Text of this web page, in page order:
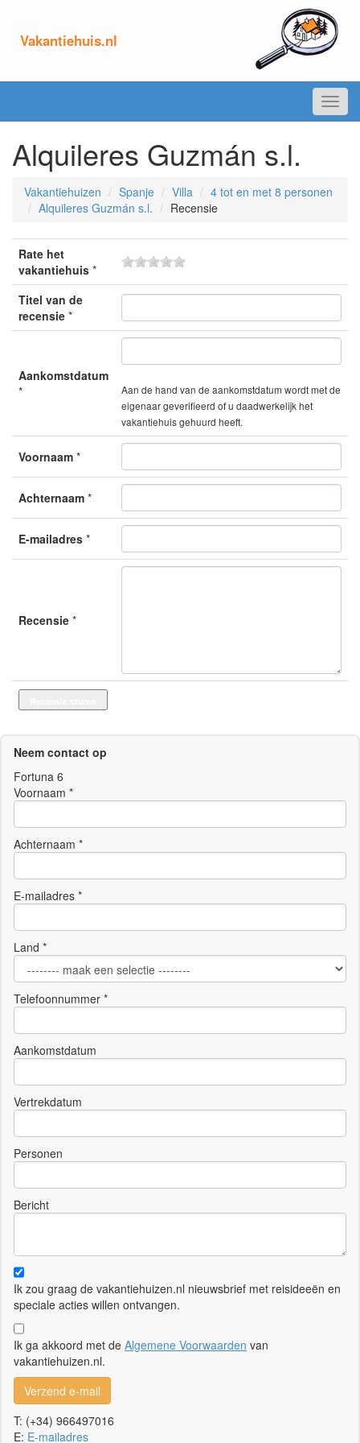
Vakantiehuis.nl
Alquileres Guzmán s.l.
Vakantiehuizen Spanje Villa
4 tot en met 8 personen
Alquileres Guzmán s.l.
Recensie
Rate het
vakantiehuis *
Titel van de
recensie *
Aankomstdatum
*
Aan de hand van de aankomstdatum wordt met de
eigenaar geverifieerd of u daadwerkelijk het
vakantiehuis gehuurd heeft.
Voornaam *
Achternaam *
E-mailadres *
Recensie *
Neem contact op
Fortuna 6
Voornaam *
Achternaam *
E-mailadres *
Land *
Telefoonnummer *
Aankomstdatum
Vertrekdatum
Personen
Bericht
Ik zou graag de vakantiehuizen.nl nieuwsbrief met reisideeën en
speciale acties willen ontvangen.
Ik ga akkoord met de Algemene Voorwaarden van
vakantiehuizen.nl.
Verzend e-mail
T: (+34) 966497016
E: E-mailadres